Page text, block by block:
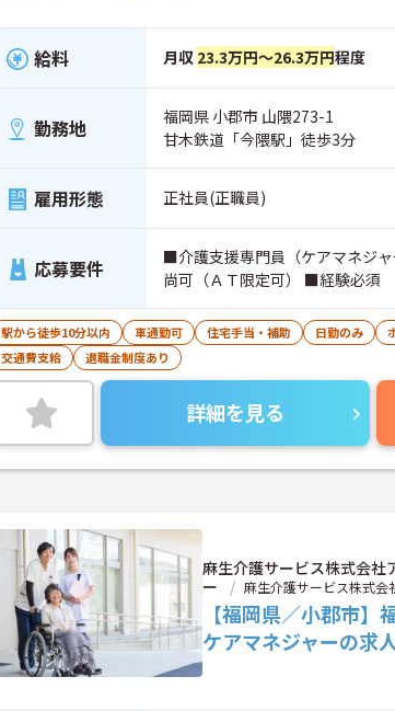
給料 月収 23.3万円～26.3万円程度
勤務地
福岡県 小郡市 山隈273-1
甘木鉄道「今隈駅」徒歩3分
雇用形態 正社員(正職員)
応募要件
■介護支援専門員（ケアマネジ
尚可（ＡＴ限定可） ■経験必須
駅から徒歩10分以内 車通勤可 住宅手当・補助 日勤のみ
交通費支給
退職金制度あり
詳細を見る
麻生介護サービス株式会社
ー
麻生介護サービス株式会
【福岡県／小郡市
ケアマネジャーの求